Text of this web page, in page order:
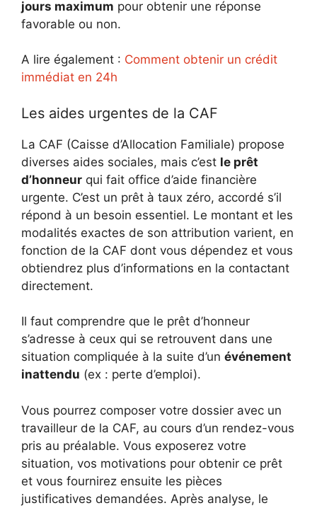
jours maximum pour obtenir une réponse
favorable ou non.
A lire également : Comment obtenir un crédit
immédiat en 24h
Les aides urgentes de la CAF
La CAF (Caisse d’Allocation Familiale) propose
diverses aides sociales, mais c’est le prêt
d’honneur qui fait office d’aide financière
urgente. C’est un prêt à taux zéro, accordé s’il
répond à un besoin essentiel. Le montant et les
modalités exactes de son attribution varient, en
fonction de la CAF dont vous dépendez et vous
obtiendrez plus d’informations en la contactant
directement.
Il faut comprendre que le prêt d’honneur
s’adresse à ceux qui se retrouvent dans une
situation compliquée à la suite d’un événement
inattendu (ex : perte d’emploi).
Vous pourrez composer votre dossier avec un
travailleur de la CAF, au cours d’un rendez-vous
pris au préalable. Vous exposerez votre
situation, vos motivations pour obtenir ce prêt
et vous fournirez ensuite les pièces
justificatives demandées. Après analyse, le